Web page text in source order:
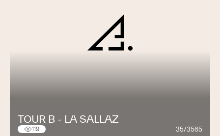
TOUR B - LA SALLAZ
119 35/3565